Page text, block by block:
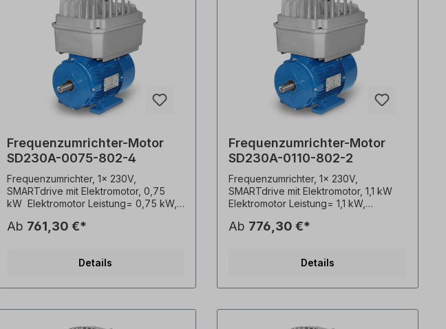
Frequenzumrichter-Motor
SD230A-0075-802-4
Frequenzumrichter, 1x 230V,
SMARTdrive mit Elektromotor, 0,75
kW Elektromotor Leistung= 0,75 kW,
mm, Gesamtgewicht= 14,9
5% gemäß VDE 0530),Frequenz=
(Enzianblau), Schutzart=
Ab 761,30 €*
Details
Frequenzumrichter-Motor
SD230A-0110-802-2
Frequenzumrichter, 1x 230V,
SMARTdrive mit Elektromotor, 1,1 kW
Elektromotor Leistung= 1,1 kW,
mm, Gesamtgewicht= 19,8
5% gemäß VDE 0530),Frequenz=
(Enzianblau), Schutzart=
Ab 776,30 €*
Details